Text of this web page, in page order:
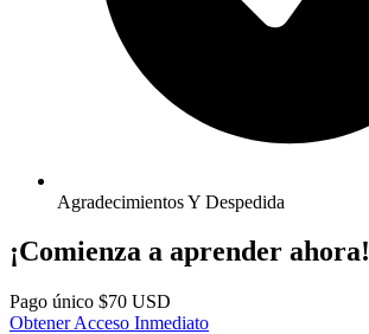
Agradecimientos Y Despedida
¡Comienza a aprender ahora!
Pago único $70 USD
Obtener Acceso Inmediato